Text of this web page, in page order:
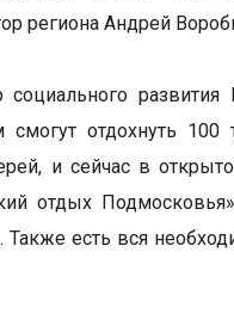
региона Андрей
смогут отдохнуть
и сейчас в
отдых
Также есть вся